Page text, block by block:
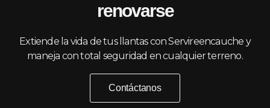
renovarse
Extiende la vida de tus llantas con Servireencauche y
maneja con total seguridad en cualquier terreno.
Contáctanos